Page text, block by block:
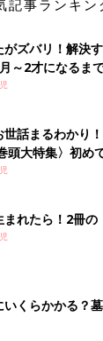
ット、バスタオ
きません。な
トをかけてあ
かけてあげ、足
わりにバスタ
、汗っかきな
ちゃんに直接
。
冷えに注意
で、同じく薄
記事ランキン
がズバリ！解決
2才になるま
話まるわかり
頭大特集〉初め
・ミルクの基本
れたら！2冊の
いくらかかる？